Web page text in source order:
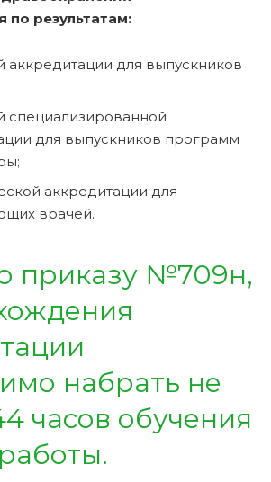
по результатам:
аккредитации для выпускников
специализированной
для выпускников программ
аккредитации для
врачей.
приказу №709н,
набрать не
часов обучения